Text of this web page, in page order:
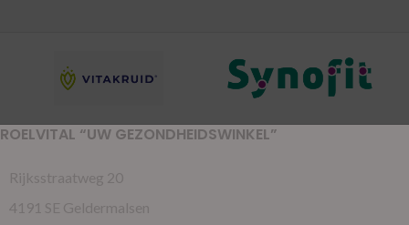
ROELVITAL “UW GEZONDHEIDSWINKEL”
Rijksstraatweg 20
4191 SE Geldermalsen